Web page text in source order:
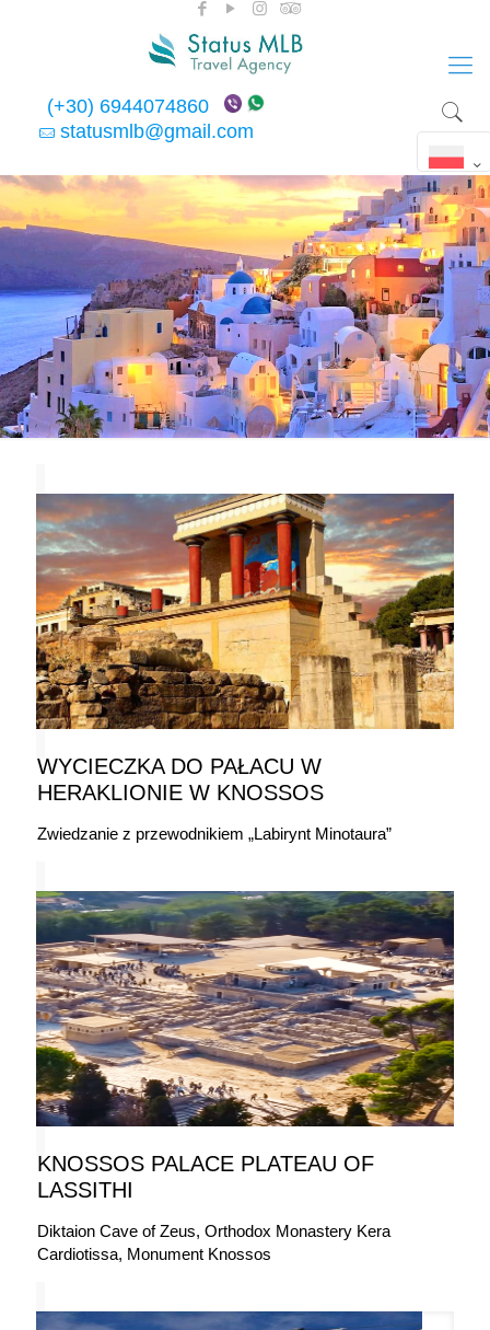
(+30) 6944074860
statusmlb@gmail.com
WYCIECZKA DO PAŁACU W
HERAKLIONIE W KNOSSOS
Zwiedzanie z przewodnikiem „Labirynt Minotaura”
KNOSSOS PALACE PLATEAU OF
LASSITHI
Diktaion Cave of Zeus, Orthodox Monastery Kera
Cardiotissa, Monument Knossos